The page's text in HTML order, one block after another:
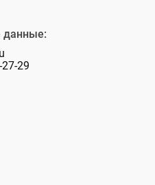
данные:
29